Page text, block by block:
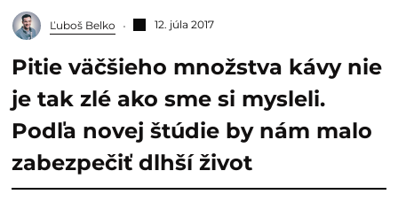
Ľuboš Belko 12. júla 2017
Pitie väčšieho množstva kávy nie
je tak zlé ako sme si mysleli.
Podľa novej štúdie by nám malo
zabezpečiť dlhší život